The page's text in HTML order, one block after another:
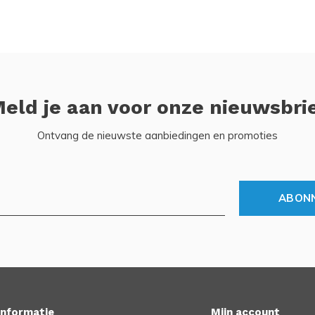
je aan voor onze
Ontvang de nieuwste aanbiedingen en promoties
Mijn account